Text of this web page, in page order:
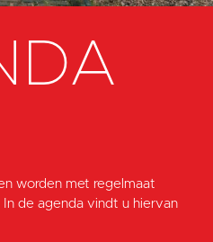
worden met regelmaat
de agenda vindt u hiervan